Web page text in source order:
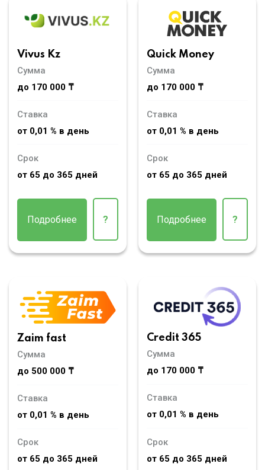
Vivus Kz
Сумма
до 170 000 ₸
Ставка
от 0,01 % в день
Срок
от 65 до 365 дней
Подробнее ?
Quick Money
Сумма
до 170 000 ₸
Ставка
от 0,01 % в день
Срок
от 65 до 365 дней
Подробнее ?
Zaim fast
Сумма
до 500 000 ₸
Ставка
от 0,01 % в день
Срок
от 65 до 365 дней
Credit 365
Сумма
до 170 000 ₸
Ставка
от 0,01 % в день
Срок
от 65 до 365 дней